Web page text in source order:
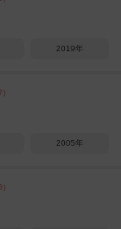
2019年
2005年